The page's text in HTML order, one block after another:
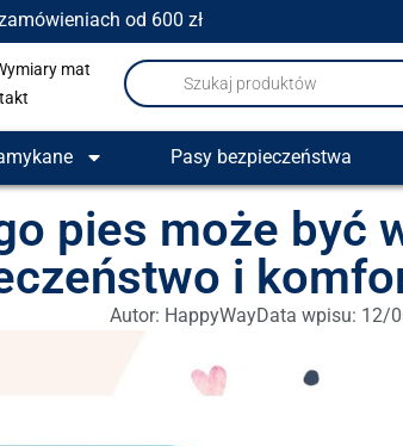
od 600 zł
mat
Pasy bezpieczeństwa
pies może być
i
Autor: HappyWayData wpisu: 12/